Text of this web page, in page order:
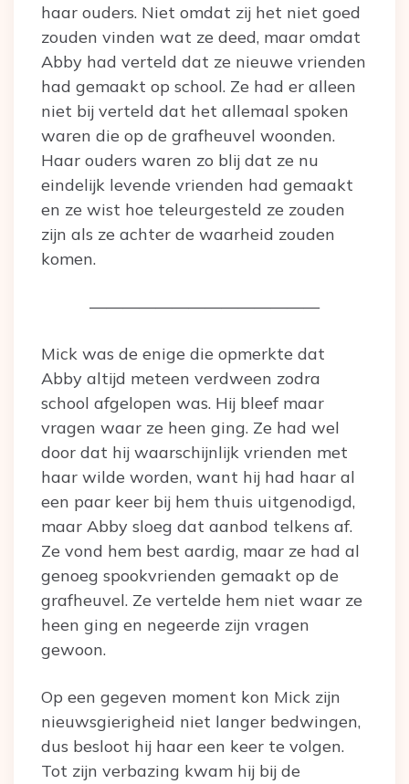
haar ouders. Niet omdat zij het niet goed
zouden vinden wat ze deed, maar omdat
Abby had verteld dat ze nieuwe vrienden
had gemaakt op school. Ze had er alleen
niet bij verteld dat het allemaal spoken
waren die op de grafheuvel woonden.
Haar ouders waren zo blij dat ze nu
eindelijk levende vrienden had gemaakt
en ze wist hoe teleurgesteld ze zouden
zijn als ze achter de waarheid zouden
komen.
——————————————
Mick was de enige die opmerkte dat
Abby altijd meteen verdween zodra
school afgelopen was. Hij bleef maar
vragen waar ze heen ging. Ze had wel
door dat hij waarschijnlijk vrienden met
haar wilde worden, want hij had haar al
een paar keer bij hem thuis uitgenodigd,
maar Abby sloeg dat aanbod telkens af.
Ze vond hem best aardig, maar ze had al
genoeg spookvrienden gemaakt op de
grafheuvel. Ze vertelde hem niet waar ze
heen ging en negeerde zijn vragen
gewoon.
Op een gegeven moment kon Mick zijn
nieuwsgierigheid niet langer bedwingen,
dus besloot hij haar een keer te volgen.
Tot zijn verbazing kwam hij bij de